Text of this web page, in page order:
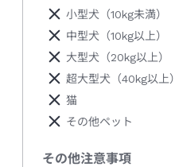
小型犬（10kg未満）
中型犬（10kg以上）
大型犬（20kg以上）
超大型犬（40kg以上）
猫
その他ペット
その他注意事項